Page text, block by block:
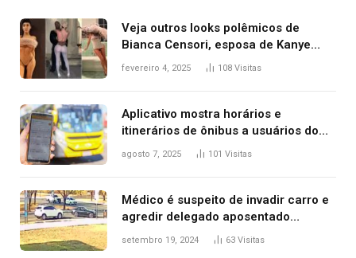
Veja outros looks polêmicos de
Bianca Censori, esposa de Kanye
West que apareceu nua no Grammy
fevereiro 4, 2025 108 Visitas
Aplicativo mostra horários e
itinerários de ônibus a usuários do
transporte público de Palmas; confira
agosto 7, 2025 101 Visitas
Médico é suspeito de invadir carro e
agredir delegado aposentado
durante confusão no trânsito
setembro 19, 2024 63 Visitas